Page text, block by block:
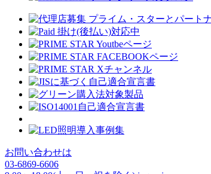
お問い合わせは
03-6869-6606